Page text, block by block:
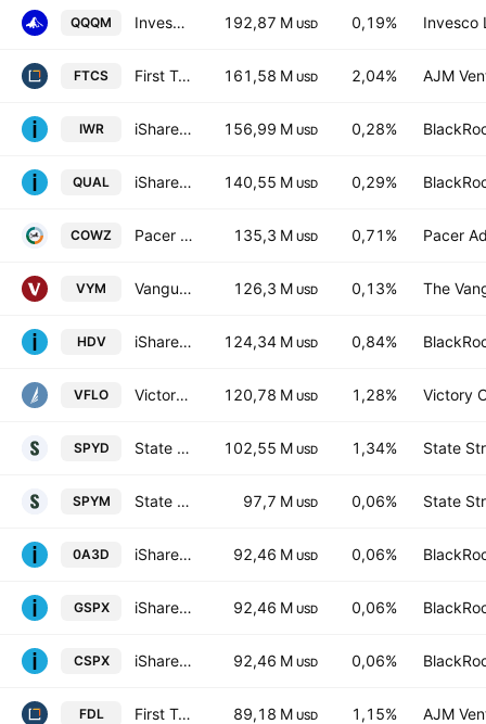
QQQM Invesco NASDAQ 100 ETF 192,87 M USD 0,19% Invesco
FTCS First Trust Capital Strength ETF 161,58 M USD 2,04% AJM
IWR iShares Russell Midcap ETF 156,99 M USD 0,28%
QUAL iShares MSCI USA Quality Factor ETF 140,55 M USD 0,29%
COWZ Pacer US Cash Cows 100 ETF 135,3 M USD 0,71% Pacer
VYM Vanguard High Dividend Yield Index ETF 126,3 M USD 0,13% The
HDV iShares Core High Dividend ETF 124,34 M USD 0,84%
VFLO VictoryShares Free Cash Flow ETF 120,78 M USD 1,28% Victory
SPYD State Street SPDR Portfolio S&P 500 High Dividend ETF 102,55 M USD 1,34% State
SPYM State Street SPDR Portfolio S&P 500 ETF 97,7 M USD 0,06% State
0A3D iShares Core S&P 500 UCITS ETF 92,46 M USD 0,06%
GSPX iShares Core S&P 500 UCITS ETF 92,46 M USD 0,06%
CSPX iShares Core S&P 500 UCITS ETF 92,46 M USD 0,06%
FDL First Trust Morningstar Dividend Leaders Index Fund 89,18 M USD 1,15% AJM